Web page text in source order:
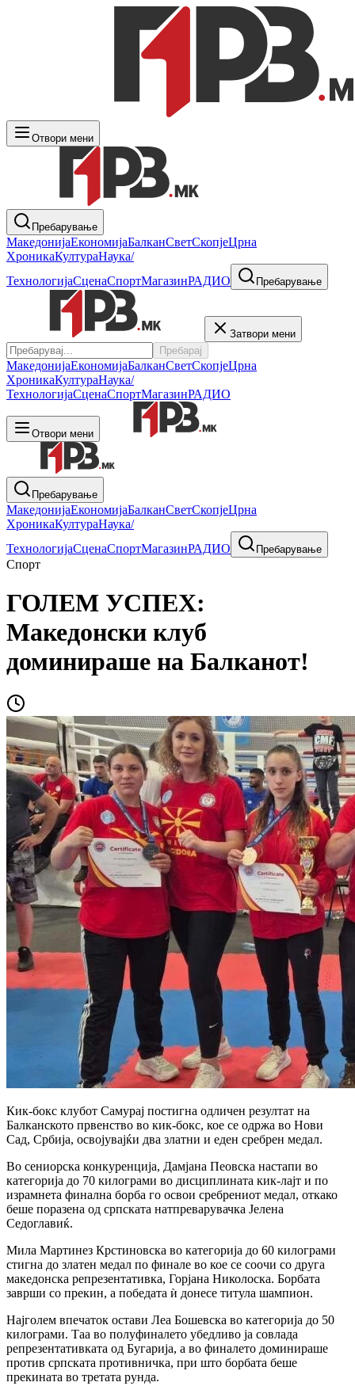
Отвори мени
Пребарување
МакедонијаЕкономијаБалканСветСкопјеЦрна
ХроникаКултураНаука/
ТехнологијаСценаСпортМагазинРАДИО Пребарување
Затвори мени
Пребарај
МакедонијаЕкономијаБалканСветСкопјеЦрна
ХроникаКултураНаука/
ТехнологијаСценаСпортМагазинРАДИО
Отвори мени
Пребарување
МакедонијаЕкономијаБалканСветСкопјеЦрна
ХроникаКултураНаука/
ТехнологијаСценаСпортМагазинРАДИО Пребарување
Спорт
ГОЛЕМ УСПЕХ:
Македонски клуб
доминираше на Балканот!
Кик-бокс клубот Самурај постигна одличен резултат на
Балканското првенство во кик-бокс, кое се одржа во Нови
Сад, Србија, освојувајќи два златни и еден сребрен медал.
Во сениорска конкуренција, Дамјана Пеовска настапи во
категорија до 70 килограми во дисциплината кик-лајт и по
израмнета финална борба го освои сребрениот медал, откако
беше поразена од српската натпреварувачка Јелена
Седоглавиќ.
Мила Мартинез Крстиновска во категорија до 60 килограми
стигна до златен медал по финале во кое се соочи со друга
македонска репрезентативка, Горјана Николоска. Борбата
заврши со прекин, а победата ѝ донесе титула шампион.
Најголем впечаток остави Леа Бошевска во категорија до 50
килограми. Таа во полуфиналето убедливо ја совлада
репрезентативката од Бугарија, а во финалето доминираше
против српската противничка, при што борбата беше
прекината во третата рунда.